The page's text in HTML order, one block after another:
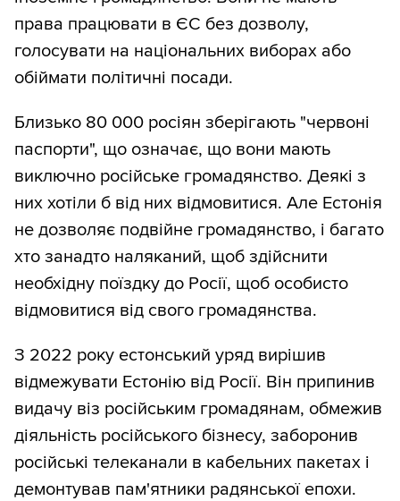
права працювати в ЄС без дозволу,
голосувати на національних виборах або
обіймати політичні посади.
Близько 80 000 росіян зберігають "червоні
паспорти", що означає, що вони мають
виключно російське громадянство. Деякі з
них хотіли б від них відмовитися. Але Естонія
не дозволяє подвійне громадянство, і багато
хто занадто наляканий, щоб здійснити
необхідну поїздку до Росії, щоб особисто
відмовитися від свого громадянства.
З 2022 року естонський уряд вирішив
відмежувати Естонію від Росії. Він припинив
видачу віз російським громадянам, обмежив
діяльність російського бізнесу, заборонив
російські телеканали в кабельних пакетах і
демонтував пам'ятники радянської епохи.